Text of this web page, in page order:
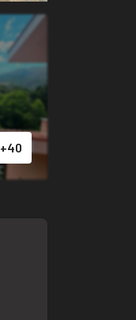
+40